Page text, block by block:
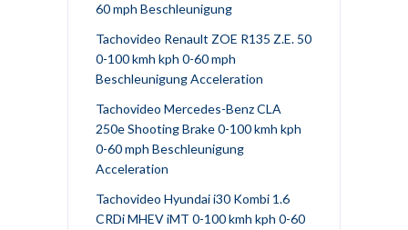
60 mph Beschleunigung
Tachovideo Renault ZOE R135 Z.E. 50
0-100 kmh kph 0-60 mph
Beschleunigung Acceleration
Tachovideo Mercedes-Benz CLA
250e Shooting Brake 0-100 kmh kph
0-60 mph Beschleunigung
Acceleration
Tachovideo Hyundai i30 Kombi 1.6
CRDi MHEV iMT 0-100 kmh kph 0-60